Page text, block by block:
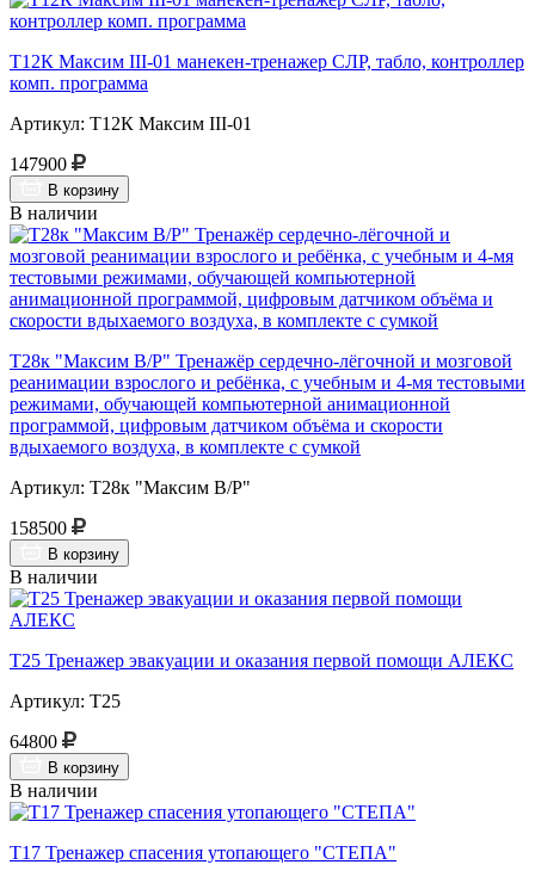
Т12К Максим III-01 манекен-тренажер СЛР, табло, контроллер
комп. программа
Артикул: Т12К Максим III-01
147900
В корзину
В наличии
Т28к "Максим В/Р" Тренажёр сердечно-лёгочной и мозговой
реанимации взрослого и ребёнка, с учебным и 4-мя тестовыми
режимами, обучающей компьютерной анимационной
программой, цифровым датчиком объёма и скорости
вдыхаемого воздуха, в комплекте с сумкой
Артикул: Т28к "Максим В/Р"
158500
В корзину
В наличии
Т25 Тренажер эвакуации и оказания первой помощи АЛЕКС
Артикул: Т25
64800
В корзину
В наличии
Т17 Тренажер спасения утопающего "СТЕПА"